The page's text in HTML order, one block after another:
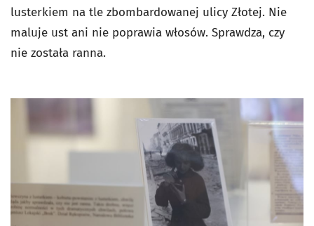
lusterkiem na tle zbombardowanej ulicy Złotej. Nie
maluje ust ani nie poprawia włosów. Sprawdza, czy
nie została ranna.